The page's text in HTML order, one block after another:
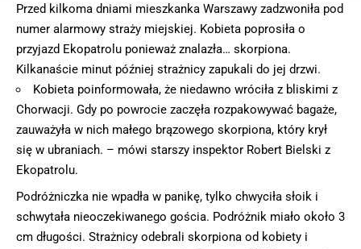
Przed kilkoma dniami mieszkanka Warszawy zadzwoniła pod
numer alarmowy straży miejskiej. Kobieta poprosiła o
przyjazd Ekopatrolu ponieważ znalazła… skorpiona.
Kilkanaście minut później strażnicy zapukali do jej drzwi.
Kobieta poinformowała, że niedawno wróciła z bliskimi z
Chorwacji. Gdy po powrocie zaczęła rozpakowywać bagaże,
zauważyła w nich małego brązowego skorpiona, który krył
się w ubraniach. – mówi starszy inspektor Robert Bielski z
Ekopatrolu.
Podróżniczka nie wpadła w panikę, tylko chwyciła słoik i
schwytała nieoczekiwanego gościa. Podróżnik miało około 3
cm długości. Strażnicy odebrali skorpiona od kobiety i